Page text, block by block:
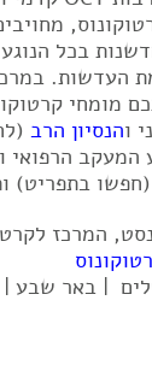
בכל
העדשות.
מומחי
והנסיון הרב
המעקב
(חפשו בתפריט)
המרכז